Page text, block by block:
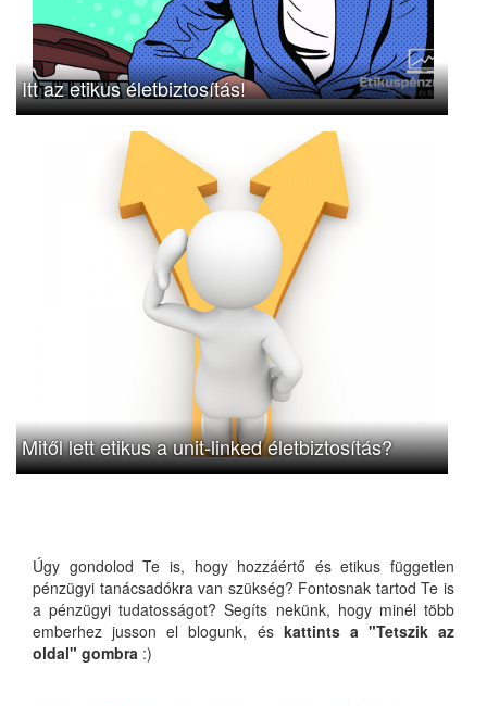
Itt az etikus életbiztosítás!
Mitől lett etikus a unit-linked életbiztosítás?
Úgy gondolod Te is, hogy hozzáértő és etikus független
pénzügyi tanácsadókra van szükség? Fontosnak tartod Te is
a pénzügyi tudatosságot? Segíts nekünk, hogy minél több
emberhez jusson el blogunk, és kattints a "Tetszik az
oldal" gombra :)